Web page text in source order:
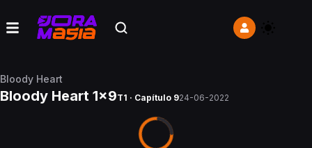
Bloody Heart
Bloody Heart 1x9T1 · Capítulo 924-06-2022